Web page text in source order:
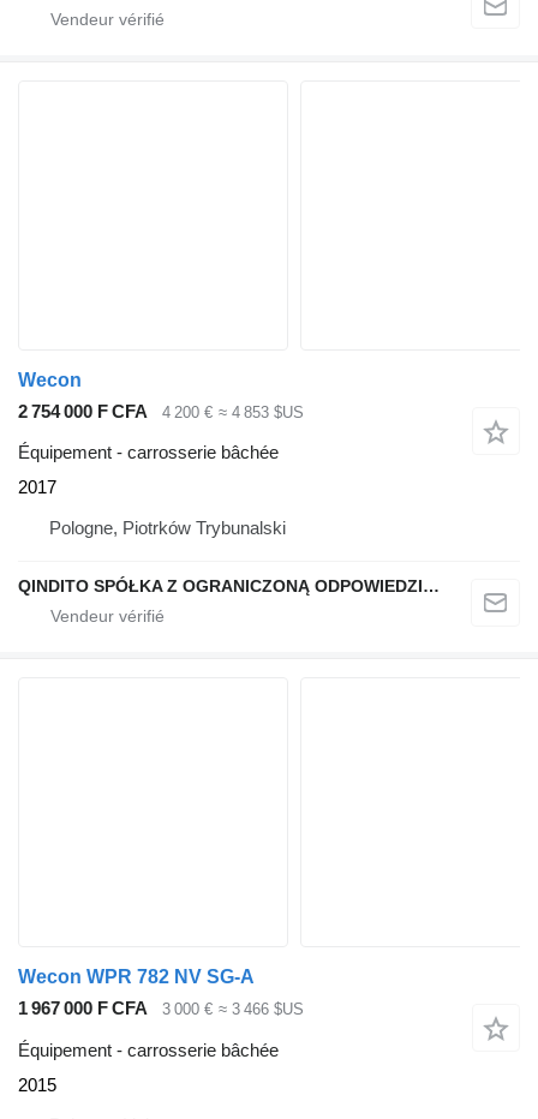
Wecon
2 754 000 F CFA
4 200 € ≈ 4 853 $US
Équipement - carrosserie bâchée
2017
Pologne, Piotrków Trybunalski
QINDITO SPÓŁKA Z OGRANICZONĄ ODPOWIEDZIALNOŚCIĄ
Wecon WPR 782 NV SG-A
1 967 000 F CFA
3 000 € ≈ 3 466 $US
Équipement - carrosserie bâchée
2015